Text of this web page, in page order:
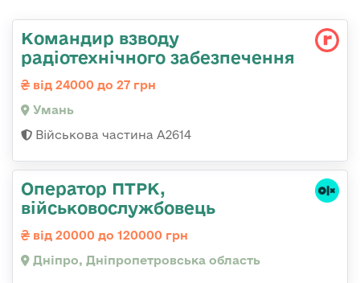
Командир взводу
радіотехнічного забезпечення
від 24000 до 27 грн
Умань
Військова частина А2614
Оператор ПТРК,
військовослужбовець
від 20000 до 120000 грн
Дніпро, Дніпропетровська область